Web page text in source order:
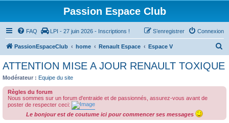
Passion Espace Club
FAQ LPI - 27 juin 2026 - Inscriptions ! Connexion
S’enregistrer
PassionEspaceClub home Renault Espace Espace V
c
c
ATTENTION MISE A JOUR RENAULT TOXIQUE
Modérateur : Equipe du site
Règles du forum
Nous sommes sur un forum d'entraide et de passionnés, assurez-vous avant de
poster de respecter ceci:
Le bonjour est de coutume ici pour commencer ses messages